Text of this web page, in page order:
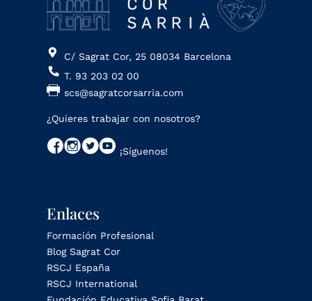
C/ Sagrat Cor, 25 08034 Barcelona
T. 93 203 02 00
scs@sagratcorsarria.com
¿Quieres trabajar con nosotros?
¡Síguenos!
Enlaces
Formación Profesional
Blog Sagrat Cor
RSCJ España
RSCJ International